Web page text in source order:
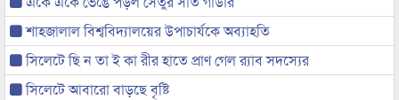
শাহজালাল বিশ্ববিদ্যালয়ের উপাচার্যকে অব্যাহতি
সিলেটে ছি ন তা ই কা রীর হাতে প্রাণ গেল র‌্যাব সদস্যের
সিলেটে আবারো বাড়ছে বৃষ্টি